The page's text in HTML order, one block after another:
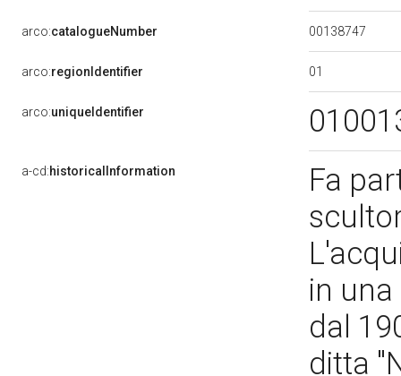
arco:catalogueNumber 00138747
arco:regionIdentifier 01
arco:uniqueIdentifier
a-cd:historicalInformation
Fa
in una
dal
ditta